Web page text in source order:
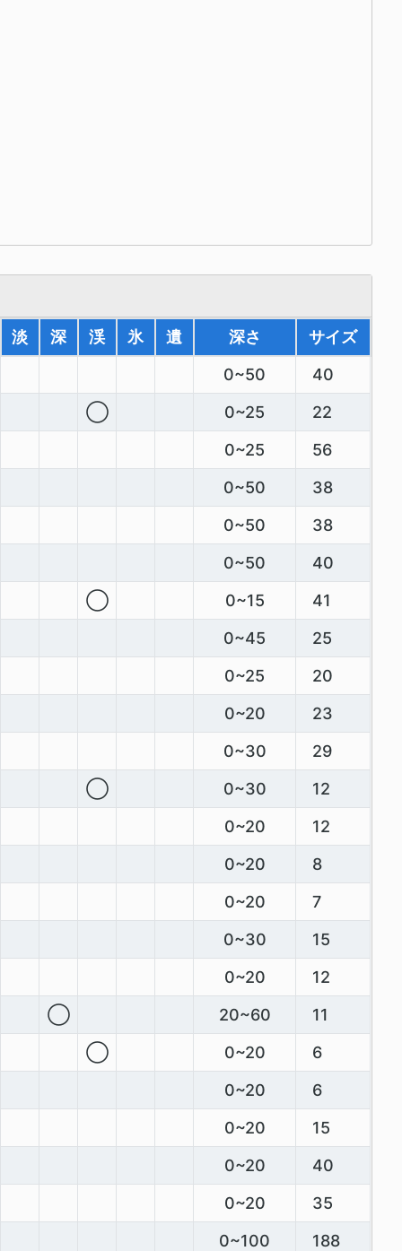
淡 深 渓 氷 遺 深さ
サイズ
0~50
40
◯
0~25
22
0~25
56
0~50
38
0~50
38
0~50
40
◯
0~15
41
0~45
25
0~25
20
0~20
23
0~30
29
◯
0~30
12
0~20
12
0~20
8
0~20
7
0~30
15
0~20
12
◯
20~60
11
◯
0~20
6
0~20
6
0~20
15
0~20
40
0~20
35
0~100
188